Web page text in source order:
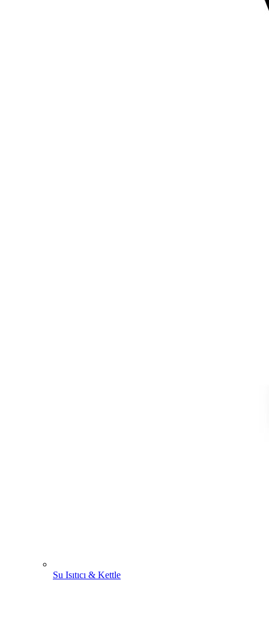
Su Isıtıcı & Kettle